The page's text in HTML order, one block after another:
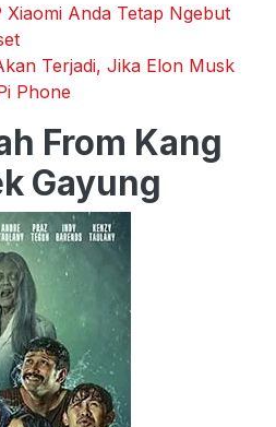
Anda Tetap Ngebut
Terjadi, Jika Elon Musk
Phone
From Kang
Gayung